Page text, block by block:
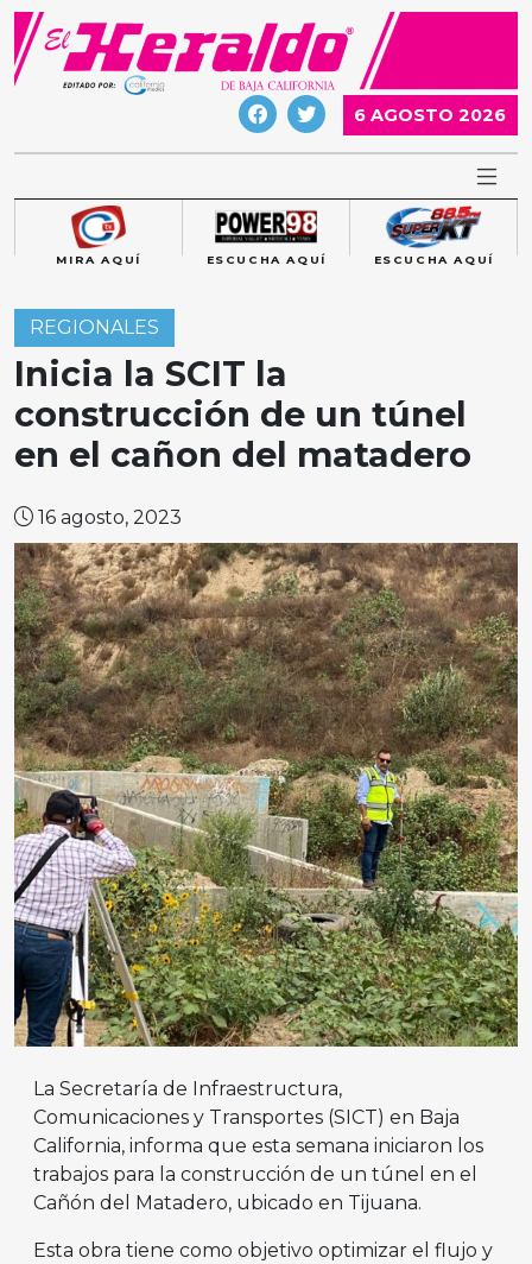
Skip
content
6 AGOSTO 2026
MIRA AQUÍ ESCUCHA AQUÍ ESCUCHA AQUÍ
REGIONALES
Inicia la SCIT la
construcción de un túnel
en el cañon del matadero
16 agosto, 2023
La Secretaría de Infraestructura,
Comunicaciones y Transportes (SICT) en Baja
California, informa que esta semana iniciaron los
trabajos para la construcción de un túnel en el
Cañón del Matadero, ubicado en Tijuana.
Esta obra tiene como objetivo optimizar el flujo y